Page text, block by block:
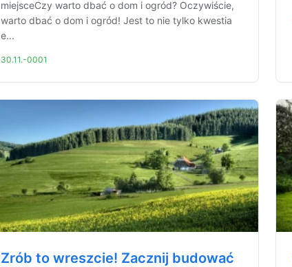
miejsceCzy warto dbać o dom i ogród? Oczywiście,
warto dbać o dom i ogród! Jest to nie tylko kwestia
e...
30.11.-0001
Zrób to wreszcie! Zacznij budować